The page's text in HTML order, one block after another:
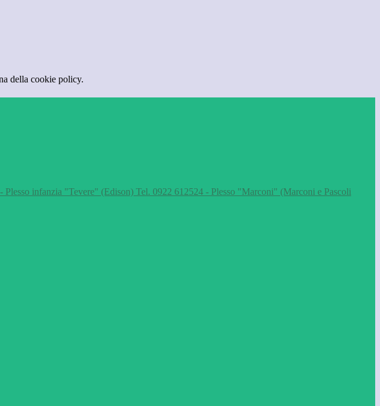
della cookie policy.
infanzia "Tevere" (Edison) Tel. 0922 612524 - Plesso "Marconi" (Marconi e Pascoli